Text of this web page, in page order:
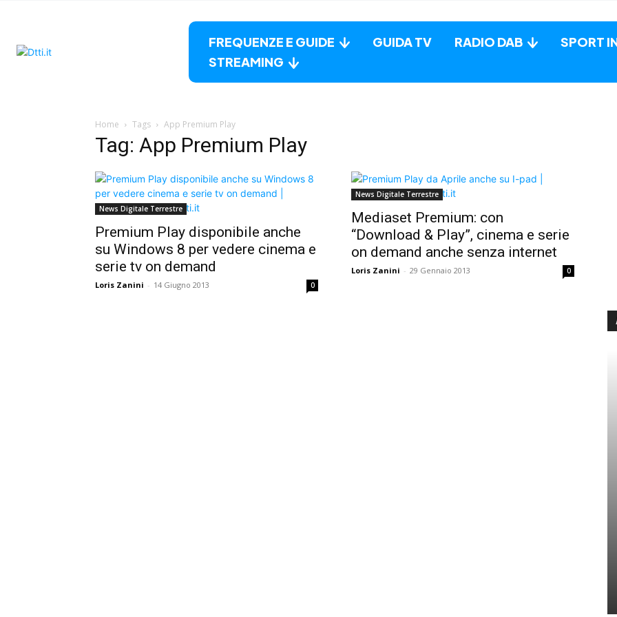
FREQUENZE E GUIDE GUIDA TV RADIO DAB SPORT
STREAMING
Home Tags App Premium Play
Tag: App Premium Play
News Digitale Terrestre
Premium Play disponibile anche
su Windows 8 per vedere cinema e
serie tv on demand
Loris Zanini - 14 Giugno 2013 0
News Digitale Terrestre
Mediaset Premium: con
“Download & Play”, cinema e serie
on demand anche senza internet
Loris Zanini - 29 Gennaio 2013 0